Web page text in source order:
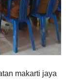
makarti jaya